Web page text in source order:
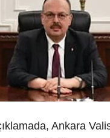
Ankara